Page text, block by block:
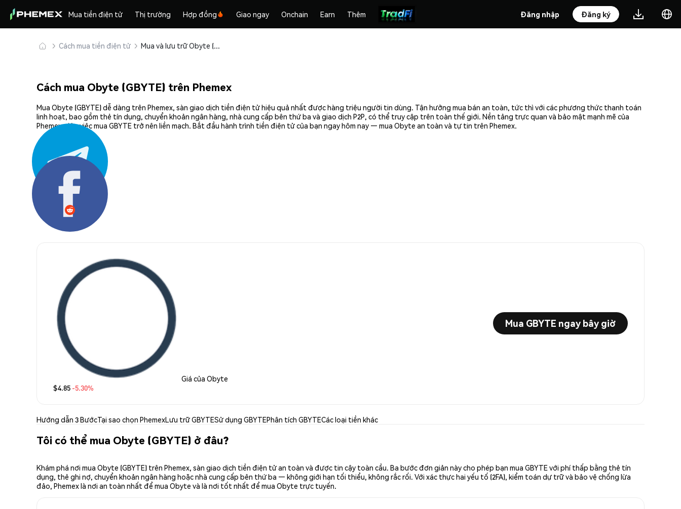
Mua tiền điện tử Thị trường Hợp đồng Giao ngay Onchain Earn Thêm Đăng nhập Đăng ký
Cách mua tiền điện tử Mua và lưu trữ Obyte (GBYTE) an toàn
Cách mua Obyte (GBYTE) trên Phemex
Mua Obyte (GBYTE) dễ dàng trên Phemex, sàn giao dịch tiền điện tử hiệu quả nhất được hàng triệu người tin dùng. Tận hưởng mua bán an toàn, tức thì với các phương thức thanh toán
linh hoạt, bao gồm thẻ tín dụng, chuyển khoản ngân hàng, nhà cung cấp bên thứ ba và giao dịch P2P, có thể truy cập trên toàn thế giới. Nền tảng trực quan và bảo mật mạnh mẽ của
Phemex giúp việc mua GBYTE trở nên liền mạch. Bắt đầu hành trình tiền điện tử của bạn ngay hôm nay — mua Obyte an toàn và tự tin trên Phemex.
Chia sẻ:
Giá của Obyte
$4.85 -5.30%
Mua GBYTE ngay bây giờ
Hướng dẫn 3 BướcTại sao chọn PhemexLưu trữ GBYTESử dụng GBYTEPhân tích GBYTECác loại tiền khác
Tôi có thể mua Obyte (GBYTE) ở đâu?
Khám phá nơi mua Obyte (GBYTE) trên Phemex, sàn giao dịch tiền điện tử an toàn và được tin cậy toàn cầu. Ba bước đơn giản này cho phép bạn mua GBYTE với phí thấp bằng thẻ tín
dụng, thẻ ghi nợ, chuyển khoản ngân hàng hoặc nhà cung cấp bên thứ ba — không giới hạn tối thiểu, không rắc rối. Với xác thực hai yếu tố (2FA), kiểm toán dự trữ và bảo vệ chống lừa
đảo, Phemex là nơi an toàn nhất để mua Obyte và là nơi tốt nhất để mua Obyte trực tuyến.